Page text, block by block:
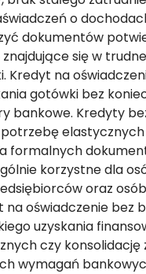
o
dokumentów
się w
Kredyt na
gotówki bez
bankowe. Kredyty
formalnych
korzystne dla
oraz
na oświadczenie
uzyskania
czy konsolidację
wymagań